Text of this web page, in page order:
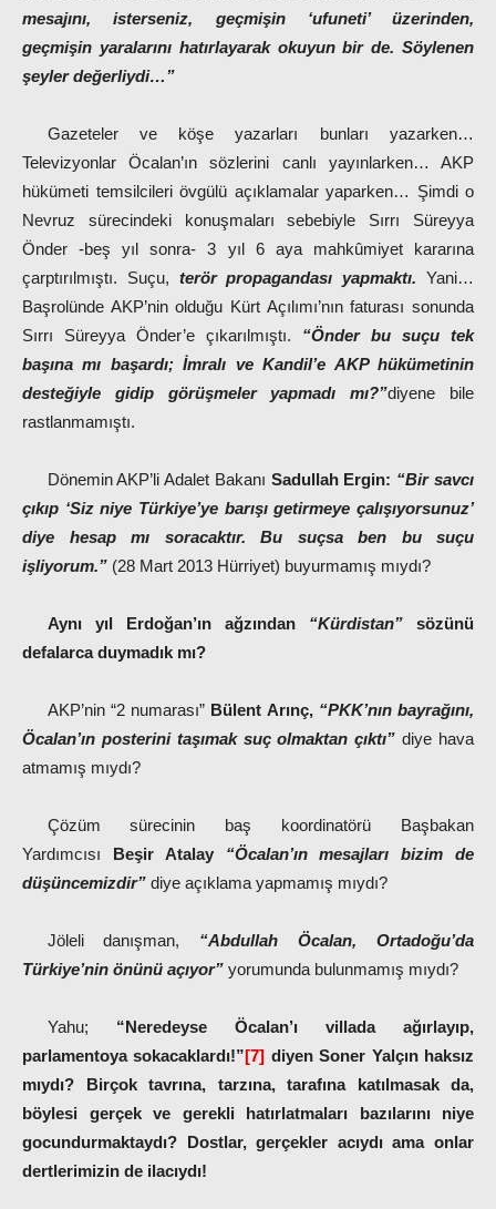
mesajını, isterseniz, geçmişin ‘ufuneti’ üzerinden,
geçmişin yaralarını hatırlayarak okuyun bir de. Söylenen
şeyler değerliydi…”
Gazeteler ve köşe yazarları bunları yazarken…
Televizyonlar Öcalan’ın sözlerini canlı yayınlarken… AKP
hükümeti temsilcileri övgülü açıklamalar yaparken… Şimdi o
Nevruz sürecindeki konuşmaları sebebiyle Sırrı Süreyya
Önder -beş yıl sonra- 3 yıl 6 aya mahkûmiyet kararına
çarptırılmıştı. Suçu, terör propagandası yapmaktı. Yani…
Başrolünde AKP’nin olduğu Kürt Açılımı’nın faturası sonunda
Sırrı Süreyya Önder’e çıkarılmıştı. “Önder bu suçu tek
başına mı başardı; İmralı ve Kandil’e AKP hükümetinin
desteğiyle gidip görüşmeler yapmadı mı?”diyene bile
rastlanmamıştı.
Dönemin AKP’li Adalet Bakanı Sadullah Ergin: “Bir savcı
çıkıp ‘Siz niye Türkiye’ye barışı getirmeye çalışıyorsunuz’
diye hesap mı soracaktır. Bu suçsa ben bu suçu
işliyorum.” (28 Mart 2013 Hürriyet) buyurmamış mıydı?
Aynı yıl Erdoğan’ın ağzından “Kürdistan”sözünü
defalarca duymadık mı?
AKP’nin “2 numarası” Bülent Arınç, “PKK’nın bayrağını,
Öcalan’ın posterini taşımak suç olmaktan çıktı”diye hava
atmamış mıydı?
Çözüm sürecinin baş koordinatörü Başbakan
Yardımcısı Beşir Atalay
“Öcalan’ın mesajları bizim de
düşüncemizdir” diye açıklama yapmamış mıydı?
Jöleli danışman, “Abdullah Öcalan, Ortadoğu’da
Türkiye’nin önünü açıyor” yorumunda bulunmamış mıydı?
Yahu; “Neredeyse Öcalan’ı villada ağırlayıp,
parlamentoya sokacaklardı!”[7] diyen Soner Yalçın haksız
mıydı? Birçok tavrına, tarzına, tarafına katılmasak da,
böylesi gerçek ve gerekli hatırlatmaları bazılarını niye
gocundurmaktaydı? Dostlar, gerçekler acıydı ama onlar
dertlerimizin de ilacıydı!